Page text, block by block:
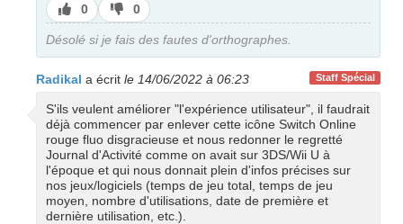
J’aime
0
J’aime
pas
0
Désolé si je fais des fautes d'orthographes.
Staff Spécial
Radikal a écrit le 14/06/2022 à 06:23
S'ils veulent améliorer "l'expérience utilisateur", il faudrait
déjà commencer par enlever cette icône Switch Online
rouge fluo disgracieuse et nous redonner le regretté
Journal d'Activité comme on avait sur 3DS/Wii U à
l'époque et qui nous donnait plein d'infos précises sur
nos jeux/logiciels (temps de jeu total, temps de jeu
moyen, nombre d'utilisations, date de première et
dernière utilisation, etc.).